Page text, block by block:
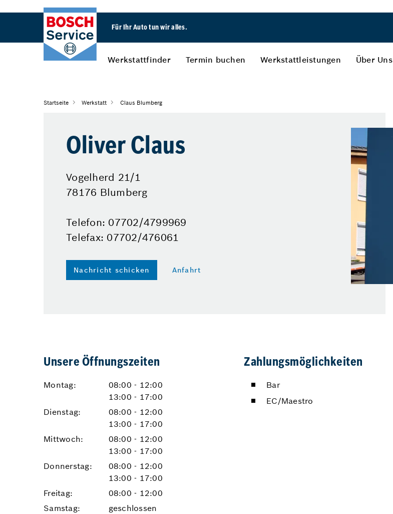
Für Ihr Auto tun wir alles.
Werkstattfinder Termin buchen Werkstattleistungen Über Uns
Startseite Werkstatt Claus Blumberg
Oliver Claus
Vogelherd 21/1
78176 Blumberg
Telefon: 07702/4799969
Telefax: 07702/476061
Nachricht schicken Anfahrt
Unsere Öffnungszeiten
Montag:
08:00 - 12:00
13:00 - 17:00
Dienstag:
08:00 - 12:00
13:00 - 17:00
Mittwoch:
08:00 - 12:00
13:00 - 17:00
Donnerstag:
08:00 - 12:00
13:00 - 17:00
Freitag:
08:00 - 12:00
Samstag:
geschlossen
Zahlungsmöglichkeiten
Bar
EC/Maestro